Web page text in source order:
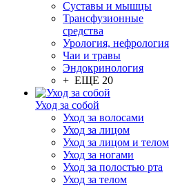
Суставы и мышцы
Трансфузионные
средства
Урология, нефрология
Чаи и травы
Эндокринология
+ ЕЩЕ 20
Уход за собой
Уход за волосами
Уход за лицом
Уход за лицом и телом
Уход за ногами
Уход за полостью рта
Уход за телом